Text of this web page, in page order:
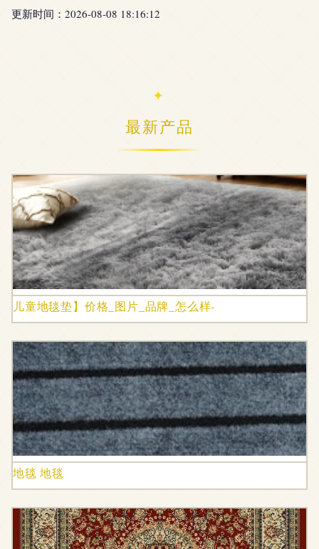
更新时间：2026-08-08 18:16:12
最新产品
儿童地毯垫】价格_图片_品牌_怎么样-
地毯 地毯